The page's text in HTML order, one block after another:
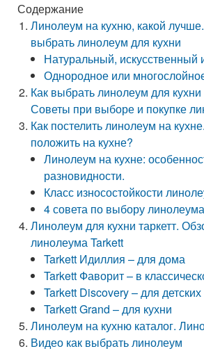
Содержание
Линолеум на кухню, какой
выбрать линолеум для кухни
Натуральный, искусственный
Однородное или
Как выбрать линолеум для
Советы при выборе и покупке
Как постелить линолеум на
положить на кухне?
Линолеум на кухне:
разновидности.
Класс износостойкости
4 совета по выбору
Линолеум для кухни таркетт.
линолеума Tarkett
Tarkett Идиллия – для дома
Tarkett Фаворит – в
Tarkett Discovery – для
Tarkett Grand – для кухни
Линолеум на кухню каталог.
Видео как выбрать линолеум